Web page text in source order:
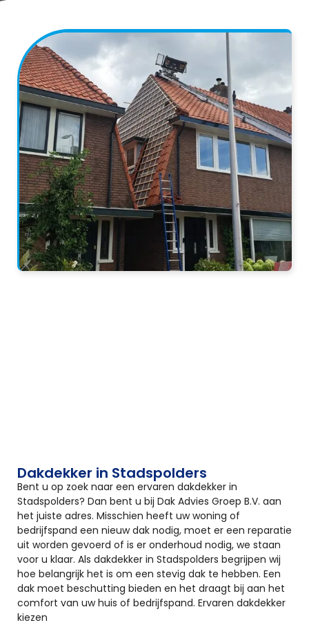
Dakdekker in Stadspolders
Bent u op zoek naar een ervaren dakdekker in
Stadspolders? Dan bent u bij Dak Advies Groep B.V. aan
het juiste adres. Misschien heeft uw woning of
bedrijfspand een nieuw dak nodig, moet er een reparatie
uit worden gevoerd of is er onderhoud nodig, we staan
voor u klaar. Als dakdekker in Stadspolders begrijpen wij
hoe belangrijk het is om een stevig dak te hebben. Een
dak moet beschutting bieden en het draagt bij aan het
comfort van uw huis of bedrijfspand. Ervaren dakdekker
kiezen